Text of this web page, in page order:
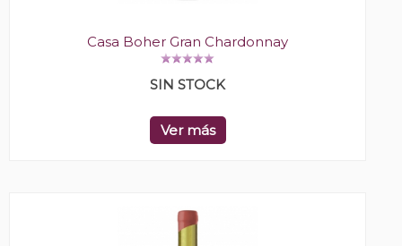
Casa Boher Gran Chardonnay
SIN STOCK
Ver más